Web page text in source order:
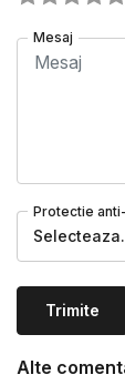
Mesaj
Protectie
Trimite
Alte